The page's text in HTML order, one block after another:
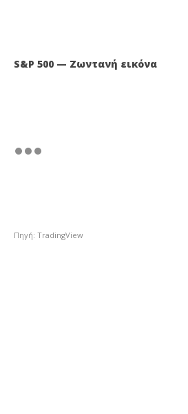
S&P 500 — Ζωντανή εικόνα
Πηγή: TradingView